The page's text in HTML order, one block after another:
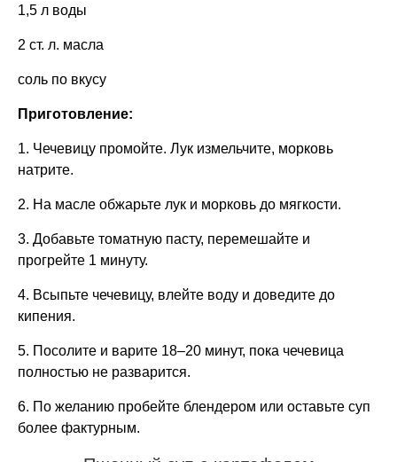
1,5 л воды
2 ст. л. масла
соль по вкусу
Приготовление:
1. Чечевицу промойте. Лук измельчите, морковь
натрите.
2. На масле обжарьте лук и морковь до мягкости.
3. Добавьте томатную пасту, перемешайте и
прогрейте 1 минуту.
4. Всыпьте чечевицу, влейте воду и доведите до
кипения.
5. Посолите и варите 18–20 минут, пока чечевица
полностью не разварится.
6. По желанию пробейте блендером или оставьте суп
более фактурным.